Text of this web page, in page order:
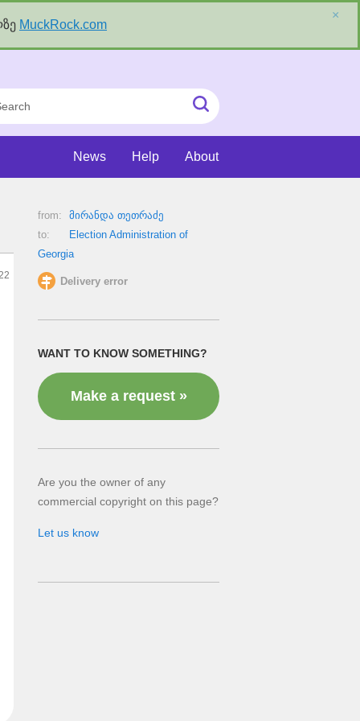
MuckRock.com
×
Submit
Search
About
Help
News
from:
მირანდა თეთრაძე
to:
Election Administration of
Georgia
Delivery error
WANT TO KNOW SOMETHING?
Make a request »
Are you the owner of any
commercial copyright on this page?
Let us know